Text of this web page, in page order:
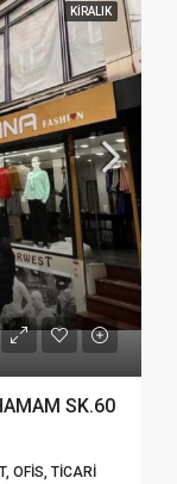
KIRALIK
SK.60
OFIS, TICARI